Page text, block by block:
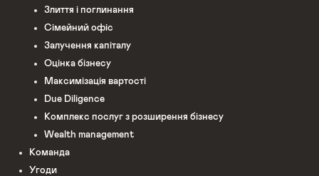
Злиття і поглинання
Сімейний офіс
Залучення капіталу
Оцінка бізнесу
Максимізація вартості
Due Diligence
Комплекс послуг з розширення бізнесу
Wealth management
Команда
Угоди